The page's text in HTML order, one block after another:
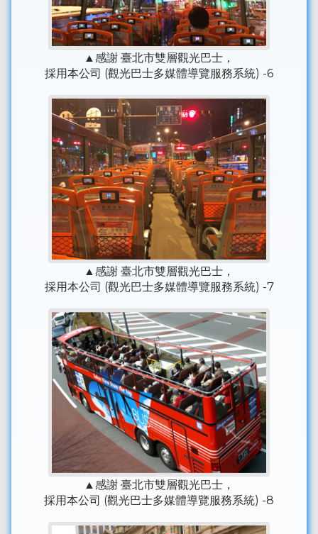
▲感謝 臺北市雙層觀光巴士，
採用本公司 (觀光巴士多媒體導覽服務系統) -6
▲感謝 臺北市雙層觀光巴士，
採用本公司 (觀光巴士多媒體導覽服務系統) -7
▲感謝 臺北市雙層觀光巴士，
採用本公司 (觀光巴士多媒體導覽服務系統) -8